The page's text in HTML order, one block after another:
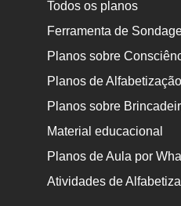
Todos os planos
Ferramenta de
Planos sobre
Planos de Alfabetização
Planos sobre
Material educacional
Planos de Aula por
Atividades de